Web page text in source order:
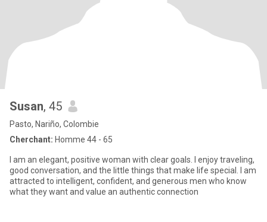
Susan, 45
Pasto, Nariño, Colombie
Cherchant: Homme 44 - 65
I am an elegant, positive woman with clear goals. I enjoy traveling,
good conversation, and the little things that make life special. I am
attracted to intelligent, confident, and generous men who know
what they want and value an authentic connection